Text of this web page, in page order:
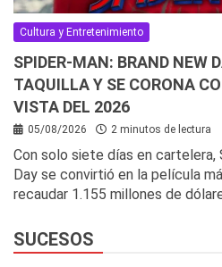
Cultura y Entretenimiento
SPIDER-MAN: BRAND NEW
TAQUILLA Y SE CORONA
VISTA DEL 2026
05/08/2026 2 minutos de lectura
Con solo siete días en cartelera,
Day se convirtió en la película
recaudar 1.155 millones de
SUCESOS